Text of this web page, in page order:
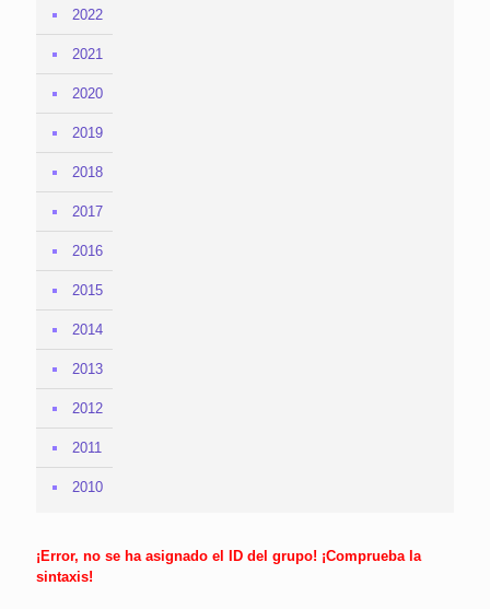
2022
2021
2020
2019
2018
2017
2016
2015
2014
2013
2012
2011
2010
¡Error, no se ha asignado el ID del grupo! ¡Comprueba la
sintaxis!